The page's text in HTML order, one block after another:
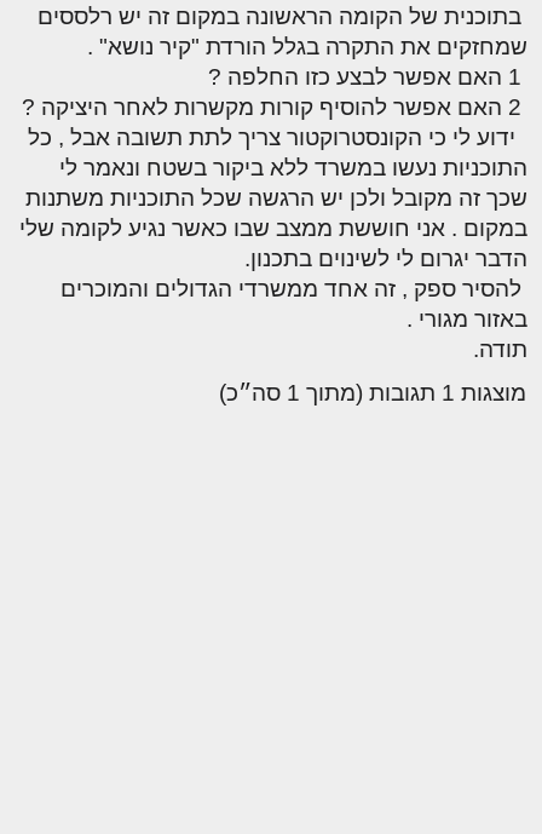
בתוכנית של הקומה הראשונה במקום זה יש רלססים
שמחזקים את התקרה בגלל הורדת "קיר נושא" .
ידוע לי כי הקונסטרוקטור צריך לתת תשובה אבל , כל
התוכניות נעשו במשרד ללא ביקור בשטח ונאמר לי
שכך זה מקובל ולכן יש הרגשה שכל התוכניות משתנות
במקום . אני חוששת ממצב שבו כאשר נגיע לקומה שלי
הדבר יגרום לי לשינוים בתכנון.
להסיר ספק , זה אחד ממשרדי הגדולים והמוכרים
באזור מגורי .
תודה.
מוצגות 1 תגובות (מתוך 1 סה״כ)